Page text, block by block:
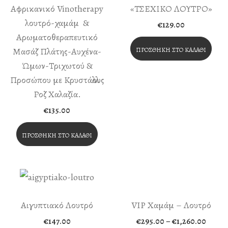
Αφρικανικό Vinotherapy
λουτρό-χαμάμ &
Αρωματοθεραπευτικό
Μασάζ Πλάτης-Αυχένα-
Ώμων-Τριχωτού &
Προσώπου με Κρυστάλλους
Ροζ Χαλαζία.
€135.00
ΠΡΟΣΘΉΚΗ ΣΤΟ ΚΑΛΆΘΙ
«ΤΣΕΧΙΚΟ ΛΟΥΤΡΟ»
€129.00
ΠΡΟΣΘΉΚΗ ΣΤΟ ΚΑΛΆΘΙ
Αιγυπτιακό Λουτρό
€147.00
VIP Χαμάμ – Λουτρό
€295.00–€1,260.00Price